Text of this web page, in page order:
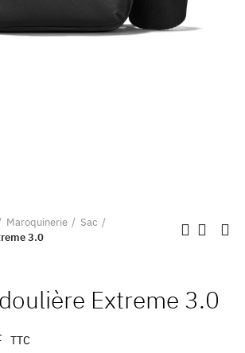
Maroquinerie
Sac
3.0
Extreme 3.0
TTC